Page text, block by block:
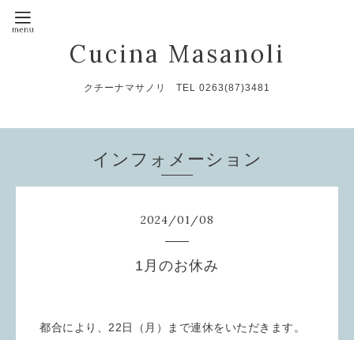
Cucina Masanoli
クチーナマサノリ TEL 0263(87)3481
インフォメーション
2024/01/08
1月のお休み
都合により、22日（月）まで連休をいただきます。